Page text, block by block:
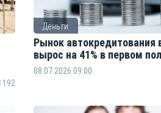
192
Деньги
Рынок автокредитования
вырос на 41% в первом
08.07.2026 09:00